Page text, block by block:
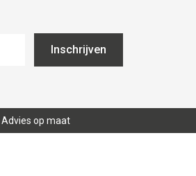
Inschrijven
Advies op maat